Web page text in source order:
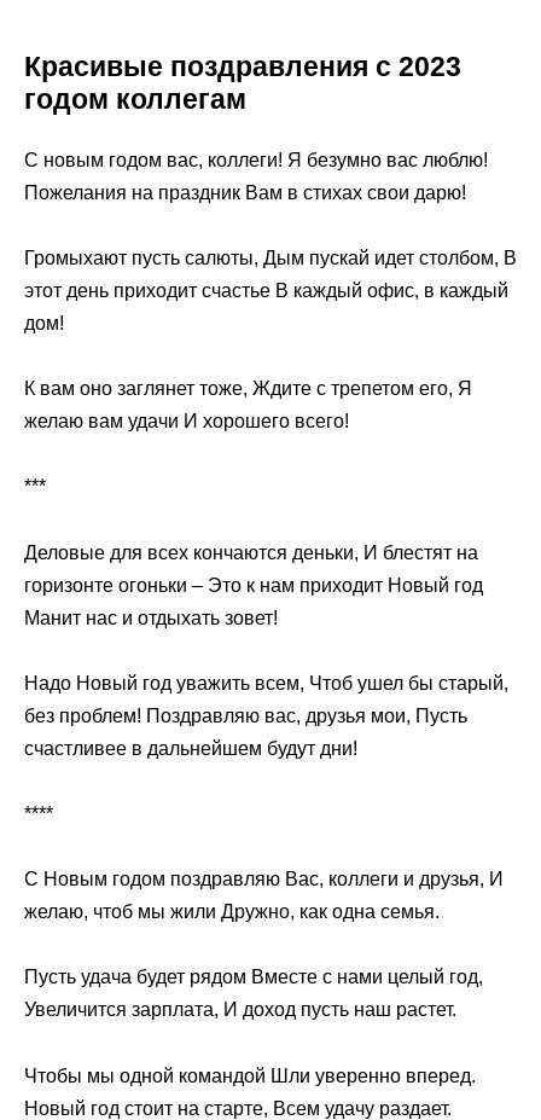
Красивые поздравления с 2023
годом коллегам
С новым годом вас, коллеги! Я безумно вас люблю!
Пожелания на праздник Вам в стихах свои дарю!
Громыхают пусть салюты, Дым пускай идет столбом, В
этот день приходит счастье В каждый офис, в каждый
дом!
К вам оно заглянет тоже, Ждите с трепетом его, Я
желаю вам удачи И хорошего всего!
***
Деловые для всех кончаются деньки, И блестят на
горизонте огоньки – Это к нам приходит Новый год
Манит нас и отдыхать зовет!
Надо Новый год уважить всем, Чтоб ушел бы старый,
без проблем! Поздравляю вас, друзья мои, Пусть
счастливее в дальнейшем будут дни!
****
С Новым годом поздравляю Вас, коллеги и друзья, И
желаю, чтоб мы жили Дружно, как одна семья.
Пусть удача будет рядом Вместе с нами целый год,
Увеличится зарплата, И доход пусть наш растет.
Чтобы мы одной командой Шли уверенно вперед.
Новый год стоит на старте, Всем удачу раздает.